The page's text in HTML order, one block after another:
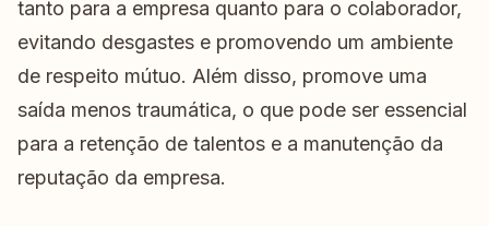
tanto para a empresa quanto para o colaborador,
evitando desgastes e promovendo um ambiente
de respeito mútuo. Além disso, promove uma
saída menos traumática, o que pode ser essencial
para a retenção de talentos e a manutenção da
reputação da empresa.